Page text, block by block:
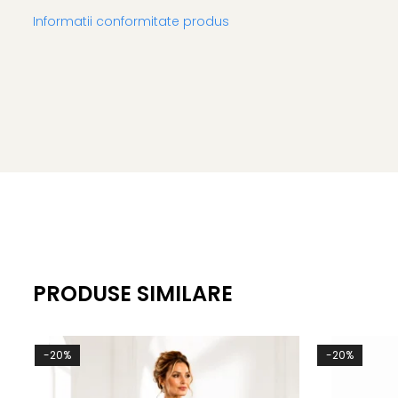
Informatii conformitate produs
PRODUSE SIMILARE
-20% -20%